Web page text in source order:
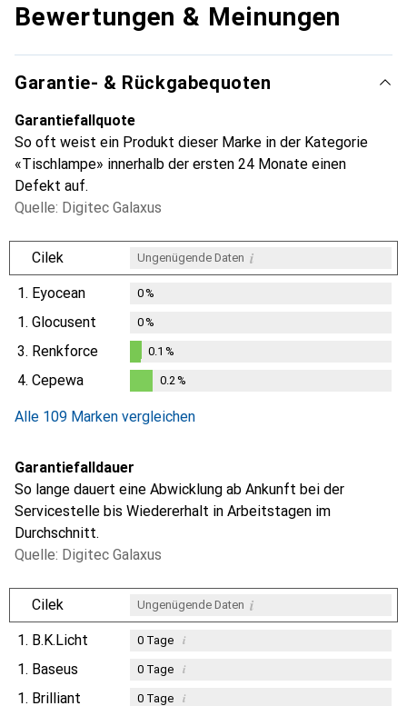
Bewertungen & Meinungen
Garantie- & Rückgabequoten
Garantiefallquote
So oft weist ein Produkt dieser Marke in der Kategorie
«Tischlampe» innerhalb der ersten 24 Monate einen
Defekt auf.
Quelle: Digitec Galaxus
Cilek Ungenügende Daten i
1. Eyocean 0%
1. Glocusent 0%
3. Renkforce
%
0.1 %
4. Cepewa 0.2%
Alle 109 Marken vergleichen
Garantiefalldauer
So lange dauert eine Abwicklung ab Ankunft bei der
Servicestelle bis Wiedererhalt in Arbeitstagen im
Durchschnitt.
Quelle: Digitec Galaxus
Cilek Ungenügende Daten i
1. B.K.Licht 0Tage i
1. Baseus 0Tage i
1. Brilliant 0Tage i